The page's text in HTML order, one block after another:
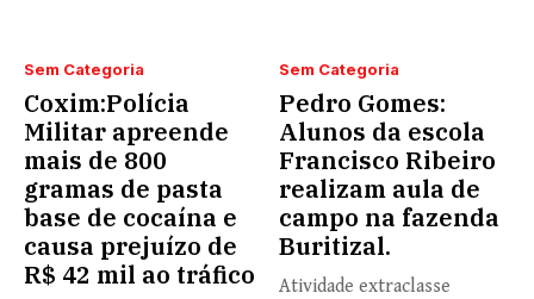
Sem Categoria
Coxim:Polícia
Militar apreende
mais de 800
gramas de pasta
base de cocaína e
causa prejuízo de
R$ 42 mil ao tráfico
Sem Categoria
Pedro Gomes:
Alunos da escola
Francisco Ribeiro
realizam aula de
campo na fazenda
Buritizal.
Atividade extraclasse